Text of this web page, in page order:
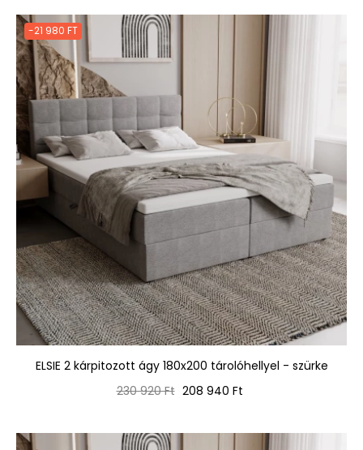
-21 980 FT
ELSIE 2 kárpitozott ágy 180x200 tárolóhellyel - szürke
Normál
230 920 Ft Ár
208 940 Ft